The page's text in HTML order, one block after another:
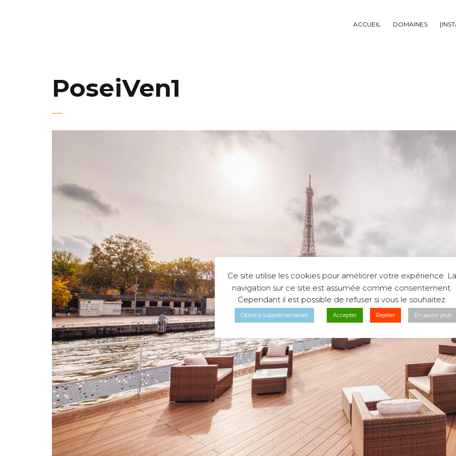
ACCUEIL DOMAINES
PoseiVen1
Ce site utilise les cookies pour améliorer votre expérience. La
navigation sur ce site est assumée comme consentement.
Cependant il est possible de refuser si vous le souhaitez.
Options supplémentaires Accepter Rejeter En savoir plus